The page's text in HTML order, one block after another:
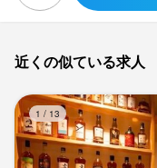
近くの似ている求人
1 / 13